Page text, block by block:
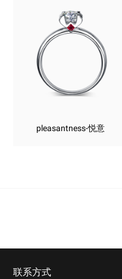
pleasantness-悦意
联系方式